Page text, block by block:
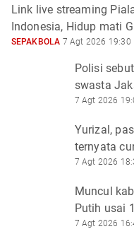
Link live streaming
Indonesia, Hidup mati
SEPAKBOLA 7 Agt 2026 19:30
Polisi
swasta
7 Agt 2026
Yurizal,
ternyata
7 Agt 2026
Muncul
Putih usai
7 Agt 2026